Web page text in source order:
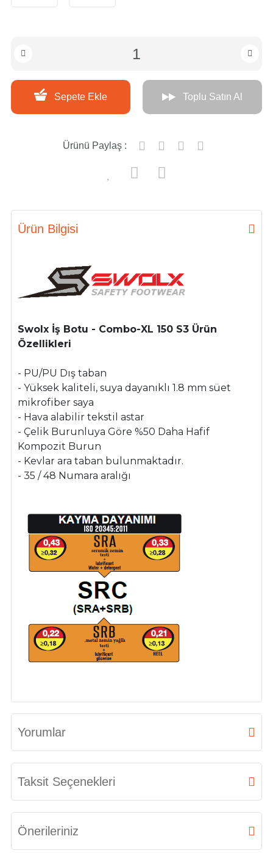
Sepete Ekle Toplu Satın Al
Ürünü Paylaş :
Ürün Bilgisi
Swolx İş Botu - Combo-XL 150 S3 Ürün
Özellikleri
- PU/PU Dış taban
- Yüksek kaliteli, suya dayanıklı 1.8 mm süet
mikrofiber saya
- Hava alabilir tekstil astar
- Çelik Burunluya Göre %50 Daha Hafif
Kompozit Burun
- Kevlar ara taban bulunmaktadır.
- 35 / 48 Numara aralığı
Yorumlar
Bu ürüne ilk yorumu siz yapın!
Taksit Seçenekleri
Önerileriniz